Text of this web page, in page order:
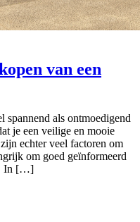
van een
spannend als ontmoedigend
je een veilige en mooie
echter veel factoren om
om goed geïnformeerd
In […]